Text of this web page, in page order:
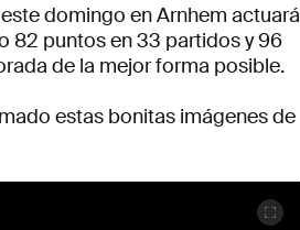
domingo en Arnhem actuará
82 puntos en 33 partidos y 96
de la mejor forma posible.
estas bonitas imágenes de